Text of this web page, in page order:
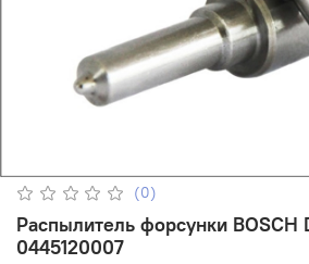
(0)
Распылитель форсунки BOSCH
0445120007